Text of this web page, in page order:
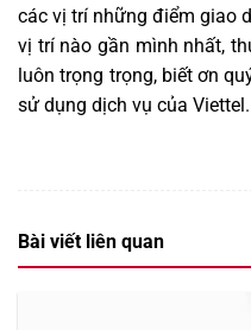
các vị trí những điểm giao
vị trí nào gần mình nhất,
luôn trọng trọng, biết ơn
sử dụng dịch vụ của Viettel .
Bài viết liên quan